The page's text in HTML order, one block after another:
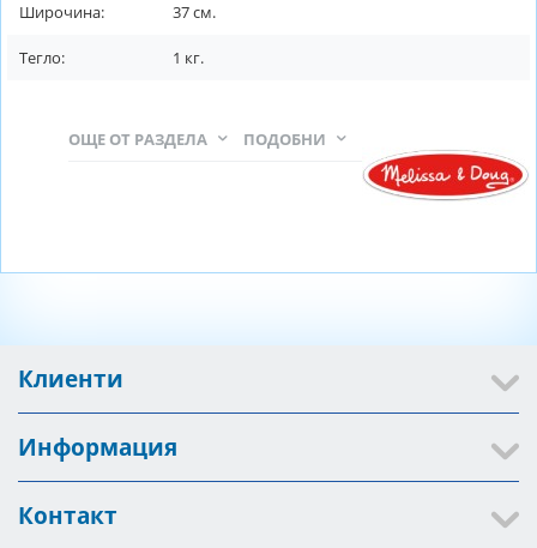
Широчина: 37см.
Тегло: 1 кг.
ПОДОБНИ
ОЩЕ ОТ РАЗДЕЛА
Клиенти
Информация
Контакт